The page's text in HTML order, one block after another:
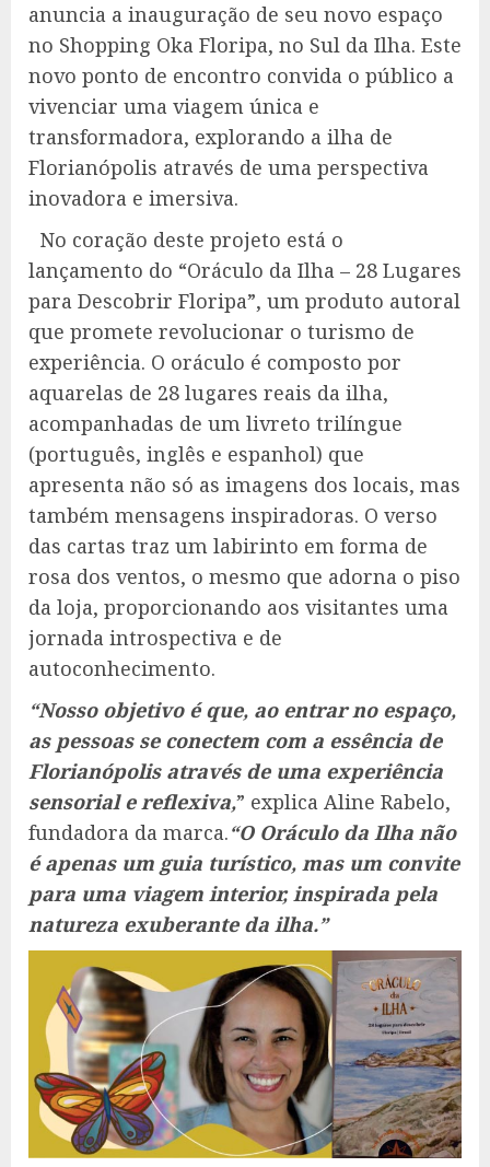
anuncia a inauguração de seu novo espaço
no Shopping Oka Floripa, no Sul da Ilha. Este
novo ponto de encontro convida o público a
vivenciar uma viagem única e
transformadora, explorando a ilha de
Florianópolis através de uma perspectiva
inovadora e imersiva.
No coração deste projeto está o
lançamento do “Oráculo da Ilha – 28 Lugares
para Descobrir Floripa”, um produto autoral
que promete revolucionar o turismo de
experiência. O oráculo é composto por
aquarelas de 28 lugares reais da ilha,
acompanhadas de um livreto trilíngue
(português, inglês e espanhol) que
apresenta não só as imagens dos locais, mas
também mensagens inspiradoras. O verso
das cartas traz um labirinto em forma de
rosa dos ventos, o mesmo que adorna o piso
da loja, proporcionando aos visitantes uma
jornada introspectiva e de
autoconhecimento.
“Nosso objetivo é que, ao entrar no espaço,
as pessoas se conectem com a essência de
Florianópolis através de uma experiência
sensorial e reflexiva,” explica Aline Rabelo,
fundadora da marca.“O Oráculo da Ilha não
é apenas um guia turístico, mas um convite
para uma viagem interior, inspirada pela
natureza exuberante da ilha.”